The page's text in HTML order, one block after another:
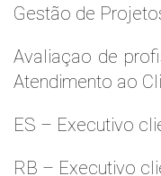
Gestão de
Avaliaçao de
Atendimento ao
ES – Executivo
RB – Executivo